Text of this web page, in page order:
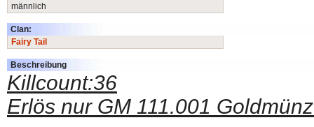
männlich
Clan:
Fairy Tail
Beschreibung
Killcount:36
Erlös nur GM 111.001